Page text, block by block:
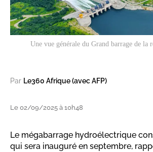
Une vue générale du Grand barrage de la
Par Le360 Afrique (avec AFP)
Le 02/09/2025 à 10h48
Le mégabarrage hydroélectrique
qui sera inauguré en septembre,